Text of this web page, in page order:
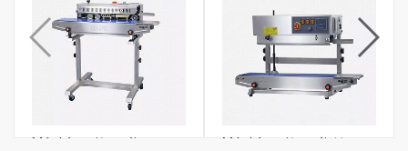
Máy hàn miệng túi ngang
Máy hàn miệng túi đứng